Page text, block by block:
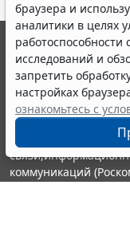
браузера и
аналитики в целях
работоспособности
исследований и
запретить
настройках
ознакомьтесь с
© ООО "НПП
выпускается с 1990
являются
информации ГАРАНТ.
Портал ГАРАНТ.РУ
издания
коммуникаций